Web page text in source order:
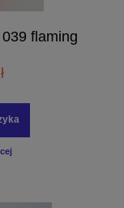
flaming